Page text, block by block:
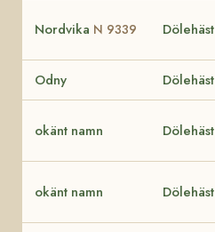
Nordvika N 9339 Dölehäst
Odny Dölehäst
okänt namn Dölehäst
okänt namn Dölehäst